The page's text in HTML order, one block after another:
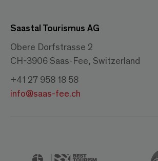
Saastal Tourismus AG
Obere Dorfstrasse 2
CH-3906 Saas-Fee, Switzerland
+41 27 958 18 58
info@saas-fee.ch